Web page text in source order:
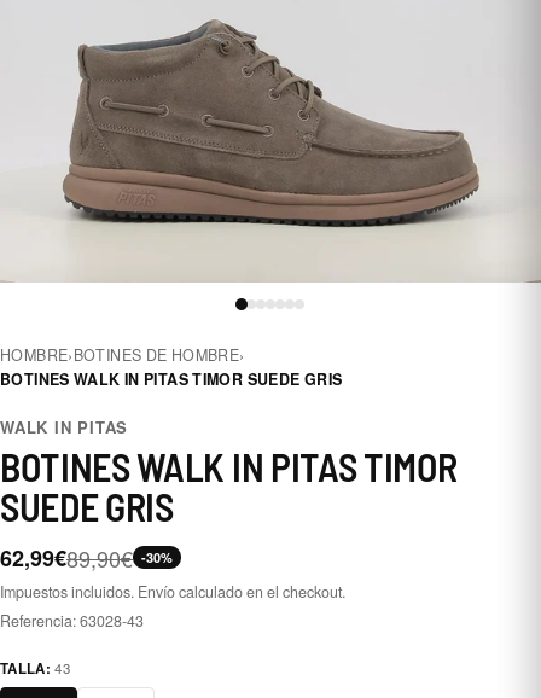
HOMBRE›BOTINES DE HOMBRE›
BOTINES WALK IN PITAS TIMOR SUEDE GRIS
WALK IN PITAS
BOTINES WALK IN PITAS TIMOR
SUEDE GRIS
62,99€89,90€ -30%
Impuestos incluidos. Envío calculado en el checkout.
Referencia:63028-43
TALLA:43